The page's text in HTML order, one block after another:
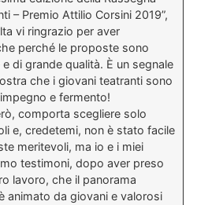
– Premio Attilio Corsini 2019”,
vi ringrazio per aver
perché le proposte sono
di grande qualità. È un segnale
che i giovani teatranti sono
e fermento!
comporta scegliere solo
e, credetemi, non è stato facile
meritevoli, ma io e i miei
testimoni, dopo aver preso
lavoro, che il panorama
animato da giovani e valorosi